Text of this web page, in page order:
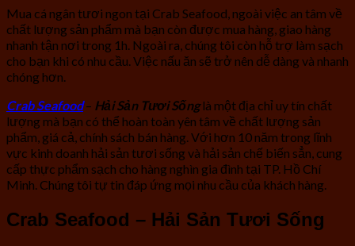
Mua cá ngân tươi ngon tại Crab Seafood, ngoài việc an tâm về
chất lượng sản phẩm mà bạn còn được mua hàng, giao hàng
nhanh tận nơi trong 1h. Ngoài ra, chúng tôi còn hỗ trợ làm sạch
cho bạn khi có nhu cầu. Việc nấu ăn sẽ trở nên dễ dàng và nhanh
chóng hơn.
Crab Seafood– Hải Sản Tươi Sốnglà một địa chỉ uy tín chất
lượng mà bạn có thể hoàn toàn yên tâm về chất lượng sản
phẩm, giá cả, chính sách bán hàng. Với hơn 10 năm trong lĩnh
vực kinh doanh hải sản tươi sống và hải sản chế biến sẳn, cung
cấp thực phẩm sạch cho hàng nghìn gia đình tại TP. Hồ Chí
Minh. Chúng tôi tự tin đáp ứng mọi nhu cầu của khách hàng.
Crab Seafood – Hải Sản Tươi Sống